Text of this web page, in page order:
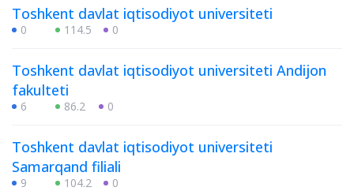
Toshkent davlat iqtisodiyot universiteti
0 114.5 0
Toshkent davlat iqtisodiyot universiteti Andijon
fakulteti
6 86.2 0
Toshkent davlat iqtisodiyot universiteti
Samarqand filiali
9 104.2 0